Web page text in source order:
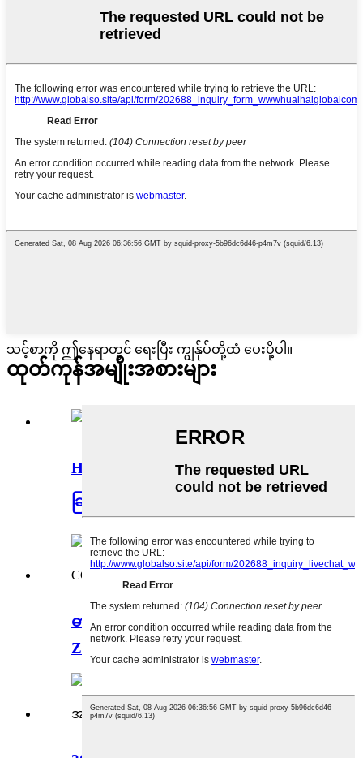
သင့်စာကို ဤနေရာတွင် ရေးပြီး ကျွန်ုပ်တို့ထံ ပေးပို့ပါ။
ထုတ်ကုန်အမျိုးအစားများ
H15 ATV မြေပြင်အလုံးစုံမောင်းနှင်
ခြင်း။
ဓာတ်ဆီဆိုင်ကယ် 150CC 200CC
Zongshen CG CB...